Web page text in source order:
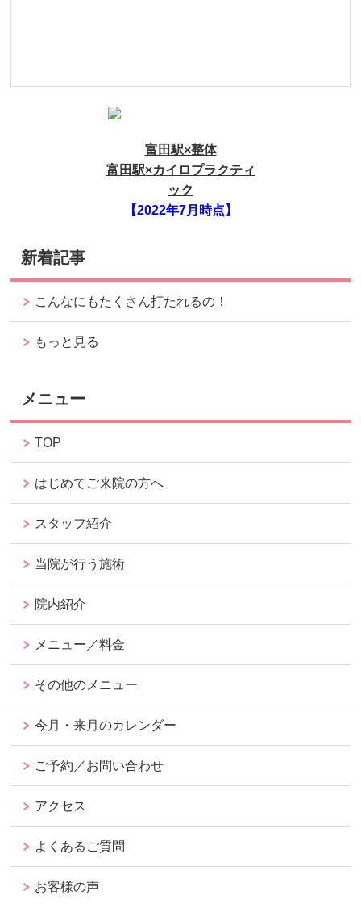
富田駅×整体
富田駅×カイロプラクティ
ック
【2022年7月時点】
新着記事
こんなにもたくさん打たれるの！
もっと見る
メニュー
TOP
はじめてご来院の方へ
スタッフ紹介
当院が行う施術
院内紹介
メニュー／料金
その他のメニュー
今月・来月のカレンダー
ご予約／お問い合わせ
アクセス
よくあるご質問
お客様の声